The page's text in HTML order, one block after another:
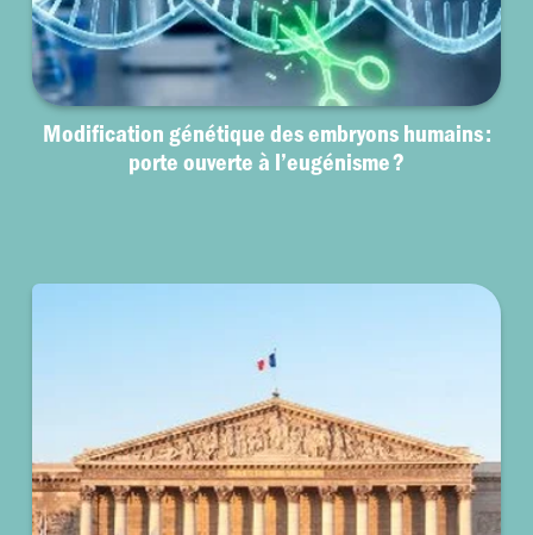
Modification génétique des embryons humains :
porte ouverte à l’eugénisme ?